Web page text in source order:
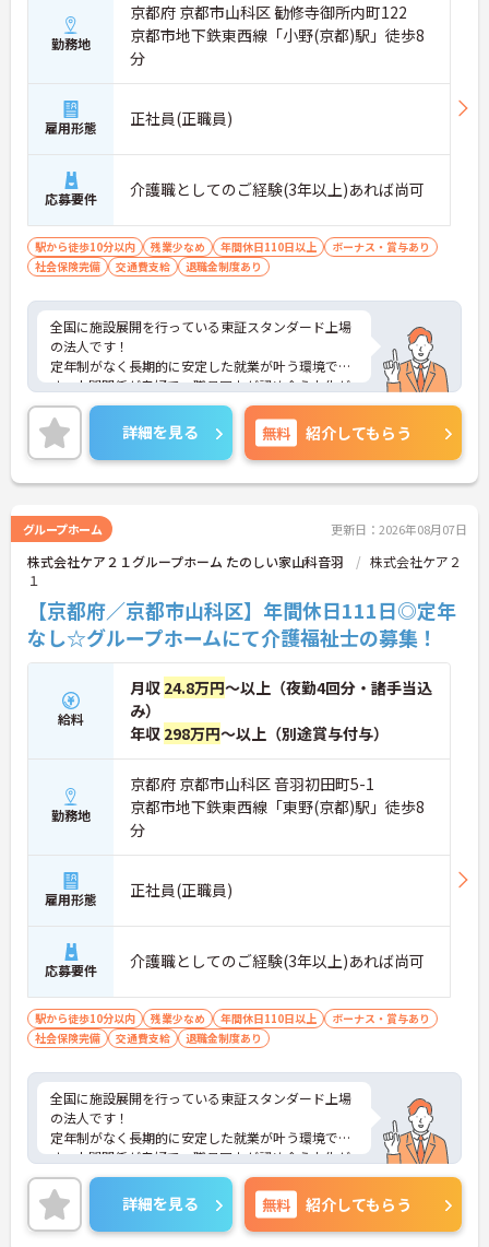
勤務地
京都府 京都市山科区 勧修寺御所内町122
京都市地下鉄東西線「小野(京都)駅」徒歩8
分
雇用形態 正社員(正職員)
応募要件 介護職としてのご経験(3年以上)あれば尚可
駅から徒歩10分以内 残業少なめ 年間休日110日以上
ボーナス・賞与あり
社会保険完備
交通費支給 退職金制度あり
全国に施設展開を行っている東証スタンダード上場
の法人です！
定年制がなく長期的に安定した就業が叶う環境で
す。人間関係が良好で、職員同士が認め合う文化が
根付いています。
ご興味のある方には、面接対策ポイントなど、さら
に詳細をご案内しますのでお気軽にご相談くださ
い！
詳細を見る 無料 紹介してもらう
グループホーム 更新日：2026年08月07日
株式会社ケア２１グループホーム たのしい家山科音羽
株式会社ケア２
１
【京都府／京都市山科区】年間休日111日◎定年
なし☆グループホームにて介護福祉士の募集！
給料
月収 24.8万円～以上（夜勤4回分・諸手当込
み）
年収 298万円～以上（別途賞与付与）
勤務地
京都府 京都市山科区 音羽初田町5-1
京都市地下鉄東西線「東野(京都)駅」徒歩8
分
雇用形態 正社員(正職員)
応募要件 介護職としてのご経験(3年以上)あれば尚可
駅から徒歩10分以内 残業少なめ 年間休日110日以上
ボーナス・賞与あり
社会保険完備
交通費支給 退職金制度あり
全国に施設展開を行っている東証スタンダード上場
の法人です！
定年制がなく長期的に安定した就業が叶う環境で
す。人間関係が良好で、職員同士が認め合う文化が
根付いています。
ご興味のある方には、面接対策ポイントなど、さら
に詳細をご案内しますのでお気軽にご相談くださ
い！
詳細を見る 無料 紹介してもらう